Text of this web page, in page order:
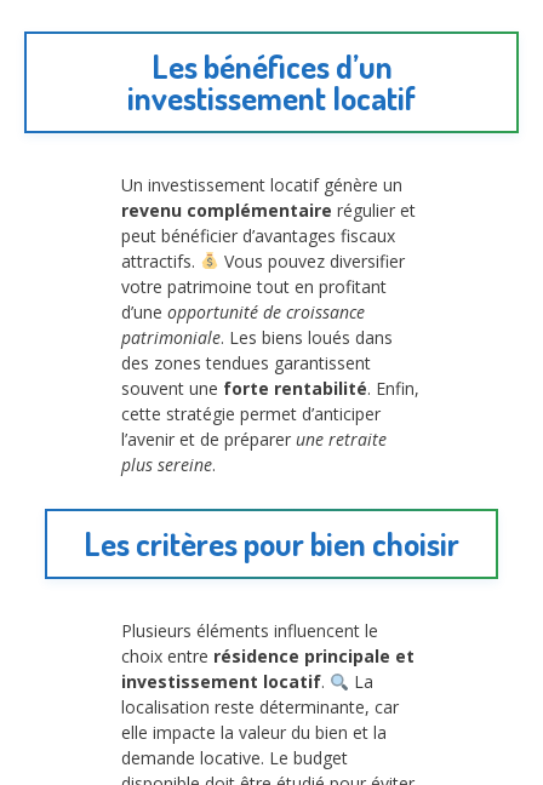
Les bénéfices d’un
investissement locatif
Un investissement locatif génère un
revenu complémentaire régulier et
peut bénéficier d’avantages fiscaux
attractifs.
Vous pouvez diversifier
votre patrimoine tout en profitant
d’une opportunité de croissance
patrimoniale. Les biens loués dans
des zones tendues garantissent
souvent une forte rentabilité. Enfin,
cette stratégie permet d’anticiper
l’avenir et de préparer une retraite
plus sereine.
Les critères pour bien choisir
Plusieurs éléments influencent le
choix entre résidence principale et
investissement locatif.
La
localisation reste déterminante, car
elle impacte la valeur du bien et la
demande locative. Le budget